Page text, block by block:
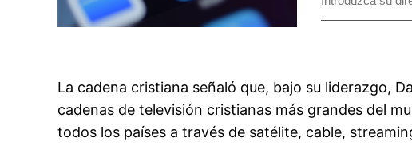
La cadena cristiana señaló que, bajo su liderazgo,
cadenas de televisión cristianas más grandes del
todos los países a través de satélite, cable,